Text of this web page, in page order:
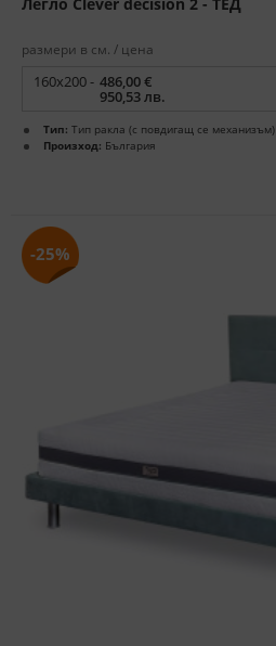
размери в см. / цена
160x200 - 486,00 €
950,53 лв.
Тип: Тип ракла (с повдигащ се механизъм)
Произход: България
-25%